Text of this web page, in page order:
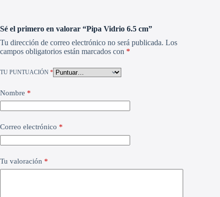
Sé el primero en valorar “Pipa Vidrio 6.5 cm”
Tu dirección de correo electrónico no será publicada. Los
campos obligatorios están marcados con *
TU PUNTUACIÓN *
Nombre *
Correo electrónico *
Tu valoración *